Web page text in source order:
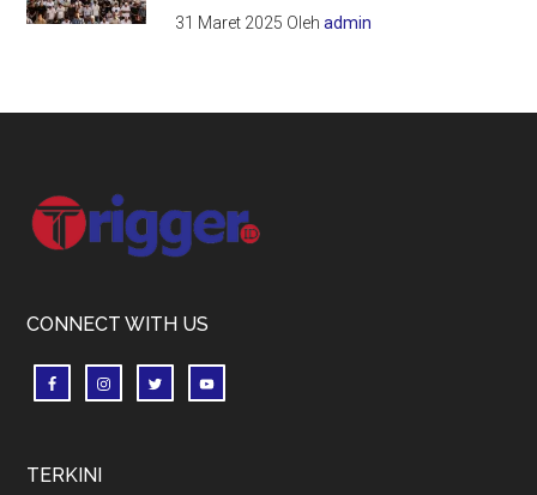
31 Maret 2025 Olehadmin
Footer
CONNECT WITH US
TERKINI